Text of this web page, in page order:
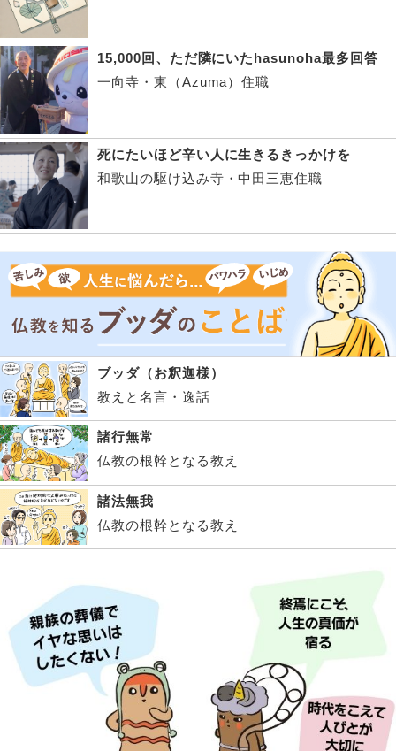
15,000回、ただ隣にいたhasunoha最多回答
一向寺・東（Azuma）住職
死にたいほど辛い人に生きるきっかけを
和歌山の駆け込み寺・中田三恵住職
ブッダ（お釈迦様）
教えと名言・逸話
諸行無常
仏教の根幹となる教え
諸法無我
仏教の根幹となる教え